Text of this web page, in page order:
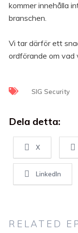
kommer innehålla
branschen.
Vi tar därför ett
ordförande om vad
SIG Security
Dela detta:
X
LinkedIn
RELATED